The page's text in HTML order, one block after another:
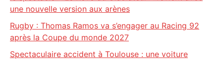
une nouvelle version aux arènes
Rugby : Thomas Ramos va s’engager au Racing 92
après la Coupe du monde 2027
Spectaculaire accident à Toulouse : une voiture